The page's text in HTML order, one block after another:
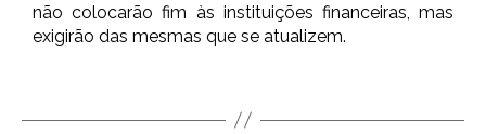
não colocarão fim às instituições financeiras, mas
exigirão das mesmas que se atualizem.